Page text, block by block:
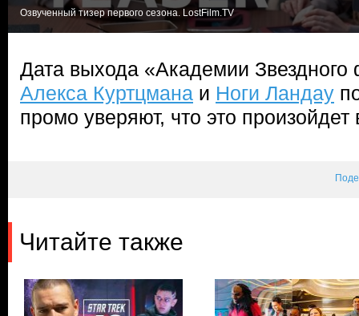
Озвученный тизер первого сезона. LostFilm.TV
Дата выхода «Академии Звездного
Алекса Куртцмана и Ноги Ландау
промо уверяют, что это произойдет
Читайте также